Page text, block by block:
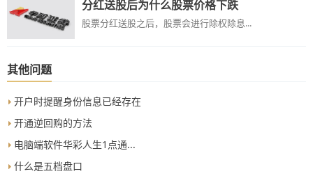
分红送股后为什么股票价格下跌
股票分红送股之后，股票会进行除权除息...
其他问题
开户时提醒身份信息已经存在
开通逆回购的方法
电脑端软件华彩人生1点通...
什么是五档盘口